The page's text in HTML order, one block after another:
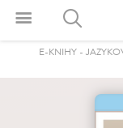
E-KNIHY -